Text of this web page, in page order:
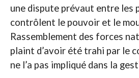
une dispute prévaut entre les
contrôlent le pouvoir et le
Rassemblement des forces
plaint d’avoir été trahi par le
ne l’a pas impliqué dans la